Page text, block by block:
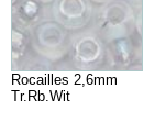
Rocailles 2,6mm
Tr.Rb.Wit